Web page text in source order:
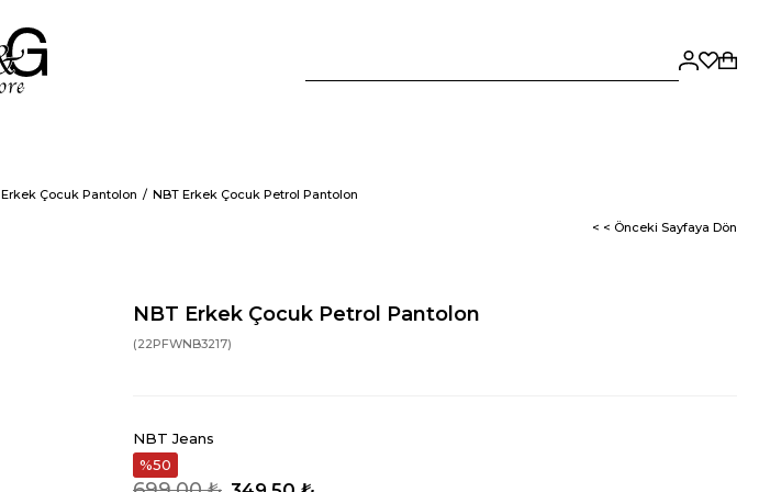
Erkek Çocuk Pantolon NBT Erkek Çocuk Petrol Pantolon
< < Önceki Sayfaya Dön
NBT Erkek Çocuk Petrol Pantolon
(22PFWNB3217)
NBT Jeans
50